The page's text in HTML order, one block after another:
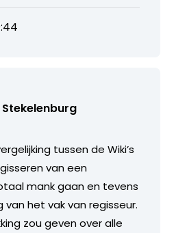
tussen de Wiki’s
van een
mank gaan en tevens
het vak van regisseur.
zou geven over alle